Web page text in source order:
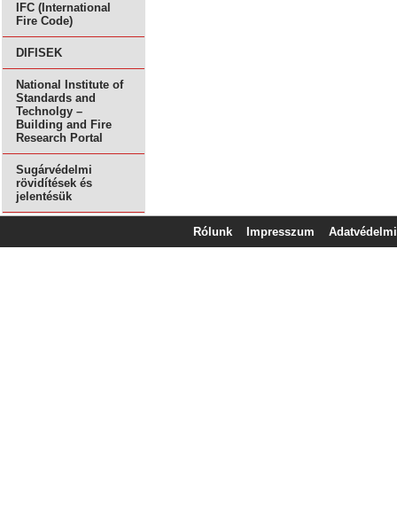
IFC (International
Fire Code)
DIFISEK
National Institute of
Standards and
Technolgy –
Building and Fire
Research Portal
Sugárvédelmi
rövidítések és
jelentésük
Rólunk Impresszum